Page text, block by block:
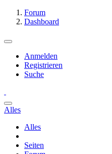
Forum
Dashboard
Anmelden
Registrieren
Suche
Alles
Alles
Seiten